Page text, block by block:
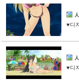
♥디
♥디